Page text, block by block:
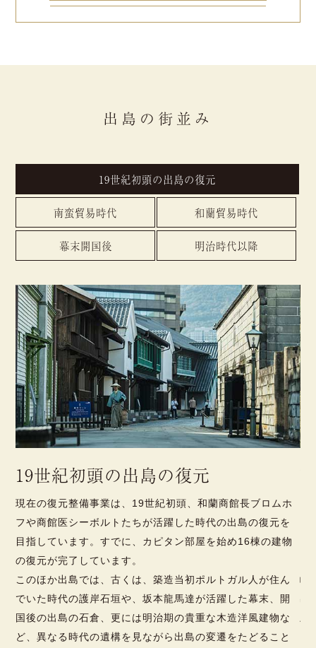
出島の街並み
19世紀初頭の出島の復元
南蛮貿易時代 和蘭貿易時代
幕末開国後 明治時代以降
19世紀初頭の出島の復元
現在の復元整備事業は、19世紀初頭、和蘭商館長ブロムホ
フや商館医シーボルトたちが活躍した時代の出島の復元を
目指しています。すでに、カピタン部屋を始め16棟の建物
の復元が完了しています。
このほか出島では、古くは、築造当初ポルトガル人が住ん
でいた時代の護岸石垣や、坂本龍馬達が活躍した幕末、開
国後の出島の石倉、更には明治期の貴重な木造洋風建物な
ど、異なる時代の遺構を見ながら出島の変遷をたどること
崎